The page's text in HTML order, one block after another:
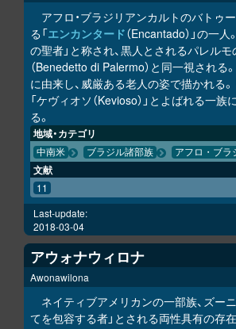
アフロ・ブラジリアンカルトのバトゥー
る「エンカンタード（Encantado）」の一人
の聖者」と称され、黒人とされるパレル
（Benedetto di Palermo）と同一視される
に由来し、威厳ある老人の姿で描かれる。
「ケヴィオソ（Kevioso）」とよばれる一
る。
地域・カテゴリ
中南米 ブラジル諸部族 アフロ・ブラ
文献
11
Last-update:
2018-03-04
アウォナウィロナ
Awonawilona
ネイティブアメリカンの一部族、ズー
てを包容する者」とされる両性具有の存在